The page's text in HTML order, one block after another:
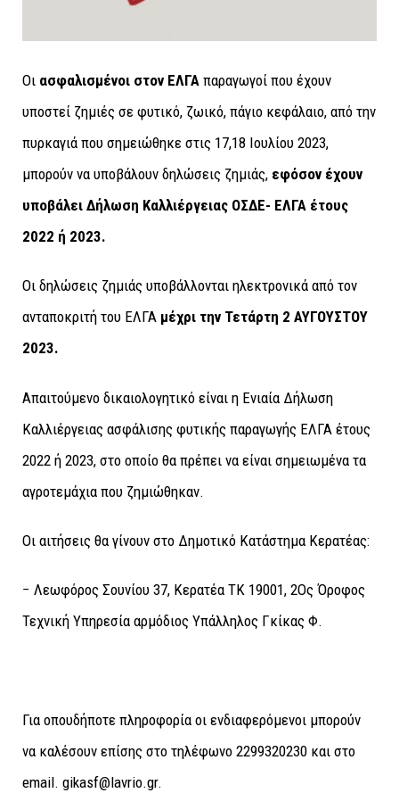
Οι ασφαλισμένοι στον ΕΛΓΑ παραγωγοί που έχουν
υποστεί ζημιές σε φυτικό, ζωικό, πάγιο κεφάλαιο, από την
πυρκαγιά που σημειώθηκε στις 17,18 Ιουλίου 2023,
μπορούν να υποβάλουν δηλώσεις ζημιάς, εφόσον έχουν
υποβάλει Δήλωση Καλλιέργειας ΟΣΔΕ- ΕΛΓΑ έτους
2022 ή 2023.
Οι δηλώσεις ζημιάς υποβάλλονται ηλεκτρονικά από τον
ανταποκριτή του ΕΛΓΑ μέχρι την Τετάρτη 2 ΑΥΓΟΥΣΤΟΥ
2023.
Απαιτούμενο δικαιολογητικό είναι η Ενιαία Δήλωση
Καλλιέργειας ασφάλισης φυτικής παραγωγής ΕΛΓΑ έτους
2022 ή 2023, στο οποίο θα πρέπει να είναι σημειωμένα τα
αγροτεμάχια που ζημιώθηκαν.
Οι αιτήσεις θα γίνουν στο Δημοτικό Κατάστημα Κερατέας:
− Λεωφόρος Σουνίου 37, Κερατέα ΤΚ 19001, 2Ος Όροφος
Τεχνική Υπηρεσία αρμόδιος Υπάλληλος Γκίκας Φ.
Για οπουδήποτε πληροφορία οι ενδιαφερόμενοι μπορούν
να καλέσουν επίσης στο τηλέφωνο 2299320230 και στο
email. gikasf@lavrio.gr.